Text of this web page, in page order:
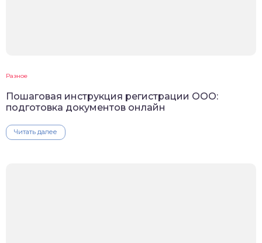
Разное
Пошаговая инструкция регистрации ООО:
подготовка документов онлайн
Читать далее